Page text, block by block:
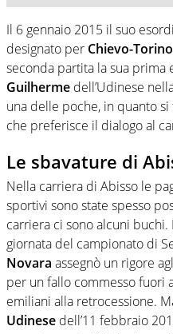
Il 6 gennaio 2015 il suo
designato per Chievo-Torino
seconda partita la sua prima
Guilherme dell’Udinese
una delle poche, in quanto
che preferisce il dialogo al
Le sbavature di
Nella carriera di Abisso le
sportivi sono state spesso
carriera ci sono alcuni buchi.
giornata del campionato di
Novara assegnò un rigore
per un fallo commesso fuori
emiliani alla retrocessione.
Udinese dell’11 febbraio